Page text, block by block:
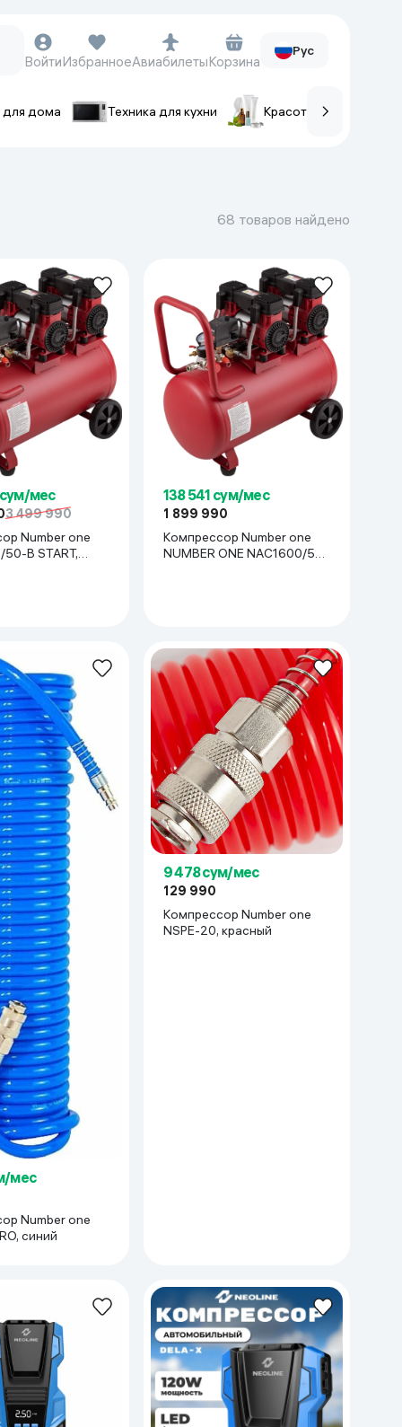
Фитнес-браслеты
Ремешки для часов
Фотоаппараты и видеокамеры
Фотоаппараты
Экшен-камеры
ВойтиИзбранноеАвиабилетыКорзина
Рус
для дома Техника для кухни Красота и уход
68 товаров найдено
мес
3 499 990
Number one
B START,
138 541 сум/мес
1 899 990
Компрессор Number one
NUMBER ONE NAC1600/50-
мес
Number one
синий
9 478 сум/мес
129 990
Компрессор Number one
NSPE-20, красный